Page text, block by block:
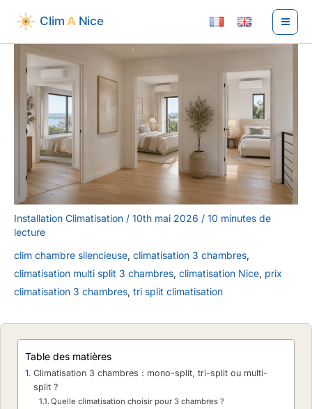
contenu
Installation Climatisation / 10th mai 2026 / 10 minutes de
lecture
clim chambre silencieuse, climatisation 3 chambres,
climatisation multi split 3 chambres, climatisation Nice, prix
climatisation 3 chambres, tri split climatisation
Table des matières
Climatisation 3 chambres : mono-split, tri-split ou multi-
split ?
Quelle climatisation choisir pour 3 chambres ?